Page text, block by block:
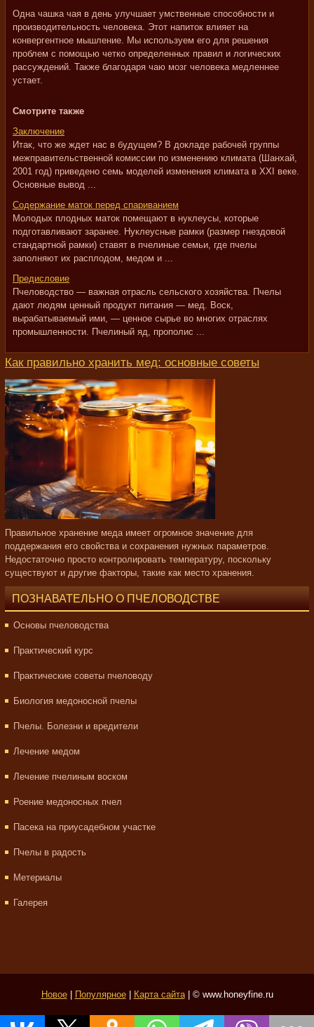
Одна чашка чая в день улучшает умственные способности и
производительность человека. Этот напиток влияет на
конвергентное мышление. Мы используем его для решения
проблем с помощью четко определенных правил и логических
рассуждений. Также благодаря чаю мозг человека медленнее
устает.
Смотрите также
Заключение
Итак, что же ждет нас в будущем? В докладе рабочей группы
межправительственной комиссии по изменению климата (Шанхай,
2001 год) приведено семь моделей изменения климата в XXI веке.
Основные вывод ...
Содержание маток перед спариванием
Молодых плодных маток помещают в нуклеусы, которые
подготавливают заранее. Нуклеусные рамки (размер гнездовой
стандартной рамки) ставят в пчелиные семьи, где пчелы
заполняют их расплодом, медом и ...
Предисловие
Пчеловодство — важная отрасль сельского хозяйства. Пчелы
дают людям ценный продукт питания — мед. Воск,
вырабатываемый ими, — ценное сырье во многих отраслях
промышленности. Пчелиный яд, прополис ...
Как правильно хранить мед: основные советы
Правильное хранение меда имеет огромное значение для
поддержания его свойства и сохранения нужных параметров.
Недостаточно просто контролировать температуру, поскольку
существуют и другие факторы, такие как место хранения.
ПОЗНАВАТЕЛЬНО О ПЧЕЛОВОДСТВЕ
Основы пчеловодства
Практический курс
Практические советы пчеловоду
Биология медоносной пчелы
Пчелы. Болезни и вредители
Лечение медом
Лечение пчелиным воском
Роение медоносных пчел
Пасека на приусадебном участке
Пчелы в радость
Метериалы
Галерея
Новое| Популярное| Карта сайта| © www.honeyfine.ru